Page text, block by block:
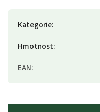
Kategorie:
Hmotnost:
EAN: